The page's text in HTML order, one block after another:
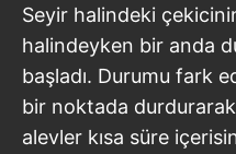
Seyir halindeki
halindeyken bir anda
başladı. Durumu fark
bir noktada durdurarak
alevler kısa süre